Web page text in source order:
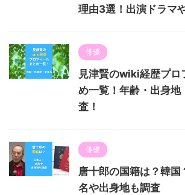
理由3選！出演ドラマ
俳優
見津賢のwiki経歴プロ
め一覧！年齢・出身地
査！
俳優
唐十郎の国籍は？韓国
名や出身地も調査